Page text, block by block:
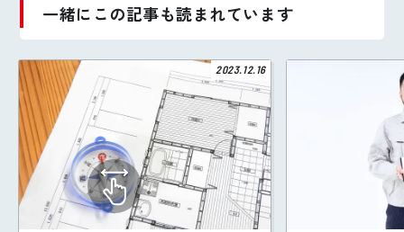
一緒にこの記事も読まれています
2023.12.16